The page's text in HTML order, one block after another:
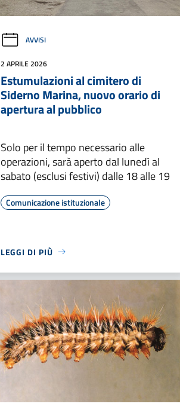
AVVISI
2 APRILE 2026
Estumulazioni al cimitero di
Siderno Marina, nuovo orario di
apertura al pubblico
Solo per il tempo necessario alle
operazioni, sarà aperto dal lunedì al
sabato (esclusi festivi) dalle 18 alle 19
Comunicazione istituzionale
LEGGI DI PIÙ